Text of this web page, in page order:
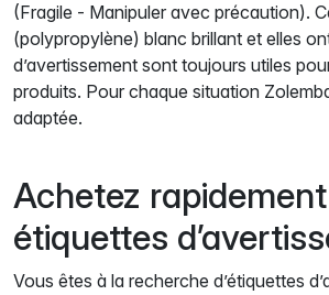
(Fragile - Manipuler avec précaution).
(polypropylène) blanc brillant et elles
d’avertissement sont toujours utiles
produits. Pour chaque situation
adaptée.
Achetez
étiquettes
Vous êtes à la recherche d’étiquettes